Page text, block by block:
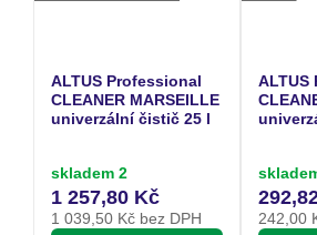
ALTUS Professional
CLEANER MARSEILLE
univerzální čistič 25 l
skladem 2
1 257,80 Kč
1 039,50 Kč bez DPH
ALTUS
242,00